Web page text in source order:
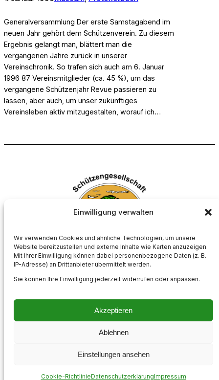
Einwilligung verwalten
Wir verwenden Cookies und ähnliche Technologien, um unsere
Website bereitzustellen und externe Inhalte wie Karten anzuzeigen.
Mit Ihrer Einwilligung können dabei personenbezogene Daten (z. B.
IP-Adresse) an Drittanbieter übermittelt werden.
Sie können Ihre Einwilligung jederzeit widerrufen oder anpassen.
Akzeptieren
Ablehnen
Einstellungen ansehen
Cookie-RichtlinieDatenschutzerklärungImpressum
Generalversammlung Der erste Samstagabend im
neuen Jahr gehört dem Schützenverein. Zu diesem
Ergebnis gelangt man, blättert man die
vergangenen Jahre zurück in unserer
Vereinschronik. So trafen sich auch am 6. Januar
1996 87 Vereinsmitglieder (ca. 45 %), um das
vergangene Schützenjahr Revue passieren zu
lassen, aber auch, um unser zukünftiges
Vereinsleben aktiv mitzugestalten, worauf ich…
Schützengesellschaft Börnste e.V.
Datenschutzerklärung